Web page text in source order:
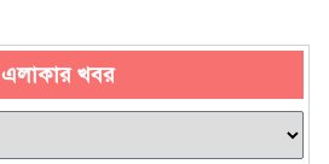
এলাকার খবর